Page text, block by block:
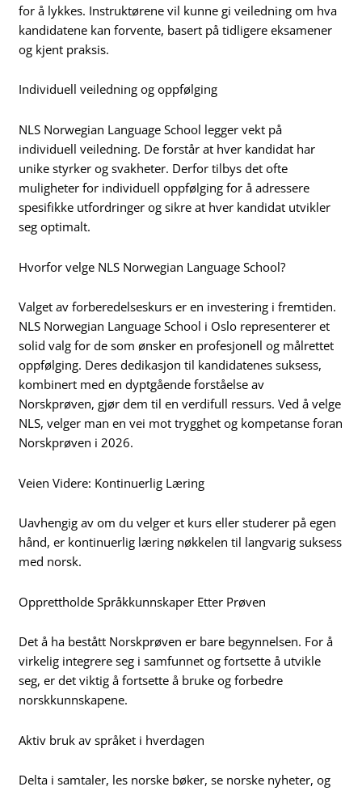
for å lykkes. Instruktørene vil kunne gi veiledning om hva
kandidatene kan forvente, basert på tidligere eksamener
og kjent praksis.
Individuell veiledning og oppfølging
NLS Norwegian Language School legger vekt på
individuell veiledning. De forstår at hver kandidat har
unike styrker og svakheter. Derfor tilbys det ofte
muligheter for individuell oppfølging for å adressere
spesifikke utfordringer og sikre at hver kandidat utvikler
seg optimalt.
Hvorfor velge NLS Norwegian Language School?
Valget av forberedelseskurs er en investering i fremtiden.
NLS Norwegian Language School i Oslo representerer et
solid valg for de som ønsker en profesjonell og målrettet
oppfølging. Deres dedikasjon til kandidatenes suksess,
kombinert med en dyptgående forståelse av
Norskprøven, gjør dem til en verdifull ressurs. Ved å velge
NLS, velger man en vei mot trygghet og kompetanse foran
Norskprøven i 2026.
Veien Videre: Kontinuerlig Læring
Uavhengig av om du velger et kurs eller studerer på egen
hånd, er kontinuerlig læring nøkkelen til langvarig suksess
med norsk.
Opprettholde Språkkunnskaper Etter Prøven
Det å ha bestått Norskprøven er bare begynnelsen. For å
virkelig integrere seg i samfunnet og fortsette å utvikle
seg, er det viktig å fortsette å bruke og forbedre
norskkunnskapene.
Aktiv bruk av språket i hverdagen
Delta i samtaler, les norske bøker, se norske nyheter, og